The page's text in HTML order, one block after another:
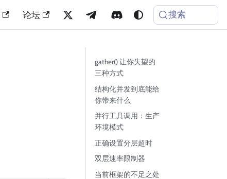
论坛 搜索
gather() 让你失望的
三种方式
结构化并发到底能给
你带来什么
并行工具调用：生产
环境模式
正确设置分层超时
双层速率限制器
当前框架的不足之处